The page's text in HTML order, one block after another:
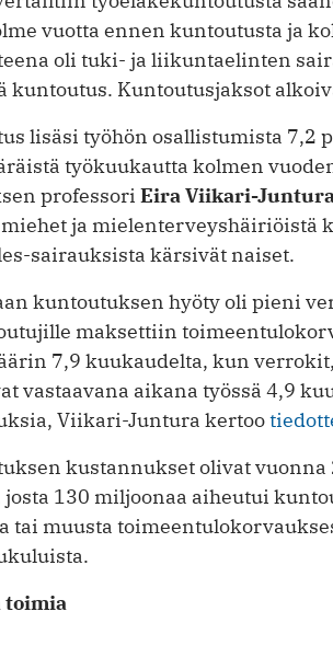
vuotta ennen kuntoutusta ja
oli tuki- ja liikuntaelinten
Kuntoutusjaksot
lisäsi työhön osallistumista 7,2
työkuukautta kolmen
professori Eira Viikari-
ja mielenterveyshäiriöistä
sairauksista kärsivät naiset.
kuntoutuksen hyöty oli pieni
maksettiin
7,9 kuukaudelta, kun
vastaavana aikana työssä 4,9
Viikari-Juntura kertoo
kustannukset olivat
josta 130 miljoonaa aiheutui
tai muusta
toimia